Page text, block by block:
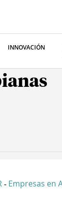
INNOVACIÓN
- Empresas en